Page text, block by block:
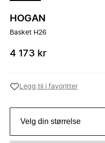
HOGAN
Basket H26
4 173 kr
Legg til i favoritter
Velg din størrelse